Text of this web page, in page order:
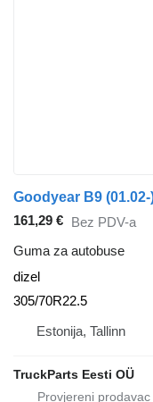
161,29 € Bez PDV-a
Guma za autobuse
dizel
305/70R22.5
Estonija, Tallinn
TruckParts Eesti OÜ